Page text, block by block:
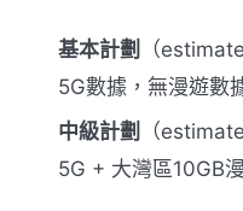
基本計劃
（
5G數據，無漫遊數
中級計劃
（
5G + 大灣區10GB